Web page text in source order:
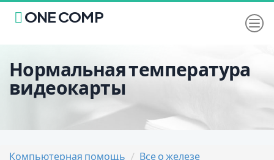
ONE COMP
Нормальная температура
видеокарты
Компьютерная помощь
Все о железе